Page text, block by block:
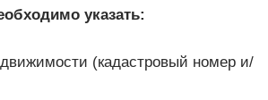
указать:
(кадастровый номер и/